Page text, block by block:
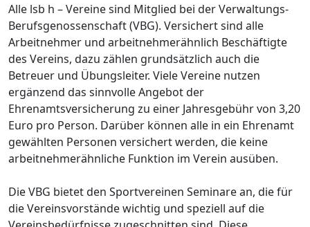
Alle lsb h – Vereine sind Mitglied bei der Verwaltungs-
Berufsgenossenschaft (VBG). Versichert sind alle
Arbeitnehmer und arbeitnehmerähnlich Beschäftigte
des Vereins, dazu zählen grundsätzlich auch die
Betreuer und Übungsleiter. Viele Vereine nutzen
ergänzend das sinnvolle Angebot der
Ehrenamtsversicherung zu einer Jahresgebühr von 3,20
Euro pro Person. Darüber können alle in ein Ehrenamt
gewählten Personen versichert werden, die keine
arbeitnehmerähnliche Funktion im Verein ausüben.
Die VBG bietet den Sportvereinen Seminare an, die für
die Vereinsvorstände wichtig und speziell auf die